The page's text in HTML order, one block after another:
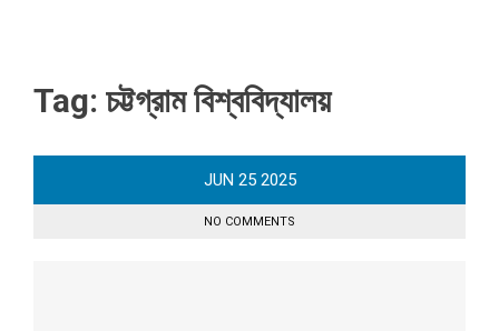
Tag: চট্টগ্রাম বিশ্ববিদ্যালয়
JUN 25 2025
NO COMMENTS